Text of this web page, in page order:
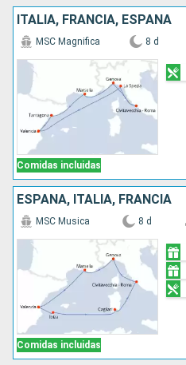
ITALIA, FRANCIA, ESPAÑA
Comidas incluidas
MSC Magnifica 8 d
ESPAÑA, ITALIA, FRANCIA
Comidas incluidas
MSC Musica 8 d